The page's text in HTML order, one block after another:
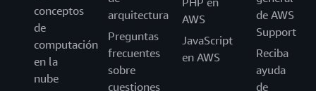
conceptos
de
computación
en la
nube
arquitectura
Preguntas
frecuentes
sobre
cuestiones
AWS
JavaScript
en AWS
de AWS
Support
Reciba
ayuda
de